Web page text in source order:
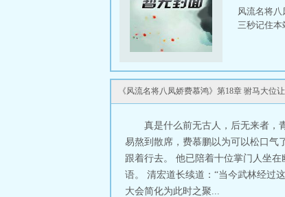
风流名将八
三秒记住本
《风流名将八凤娇费慕鸿》第18章 驸马大位
真是什么前无古人，后无来者，
易熬到散席，费慕鹏以为可以松口气
跟着行去。 他已陪着十位掌门人坐
语。 清宏道长续道：“当今武林经过
大会简化为此时之聚...